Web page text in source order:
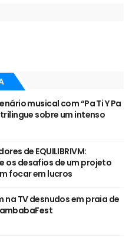
musical com “Pa Ti Y Pa
sobre um intenso
de EQUILIBRIVM:
os desafios de um projeto
focar em lucros
na TV desnudos em praia de